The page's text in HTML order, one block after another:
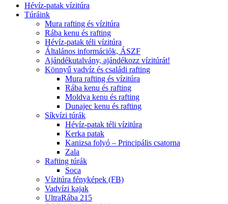
Hévíz-patak vízitúra
Túráink
Mura rafting és vízitúra
Rába kenu és rafting
Hévíz-patak téli vízitúra
Általános információk, ÁSZF
Ajándékutalvány, ajándékozz vízitúrát!
Könnyű vadvíz és családi rafting
Mura rafting és vízitúra
Rába kenu és rafting
Moldva kenu és rafting
Dunajec kenu és rafting
Síkvízi túrák
Hévíz-patak téli vízitúra
Kerka patak
Kanizsa folyó – Principális csatorna
Zala
Rafting túrák
Soca
Vízitúra fényképek (FB)
Vadvízi kajak
UltraRába 215